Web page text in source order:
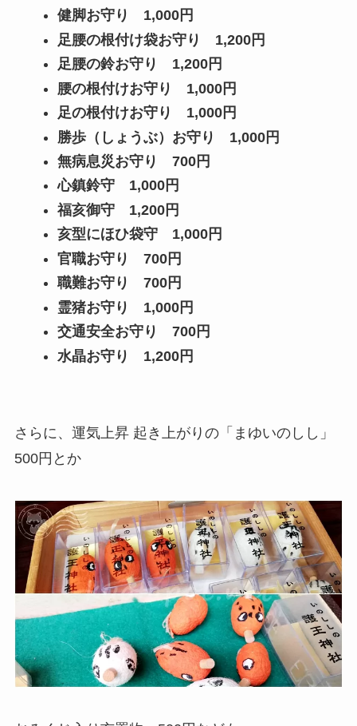
健脚お守り 1,000円
足腰の根付け袋お守り 1,200円
足腰の鈴お守り 1,200円
腰の根付けお守り 1,000円
足の根付けお守り 1,000円
勝歩（しょうぶ）お守り 1,000円
無病息災お守り 700円
心鎮鈴守 1,000円
福亥御守 1,200円
亥型にほひ袋守 1,000円
官職お守り 700円
職難お守り 700円
霊猪お守り 1,000円
交通安全お守り 700円
水晶お守り 1,200円
さらに、運気上昇 起き上がりの「まゆいのしし」
500円とか